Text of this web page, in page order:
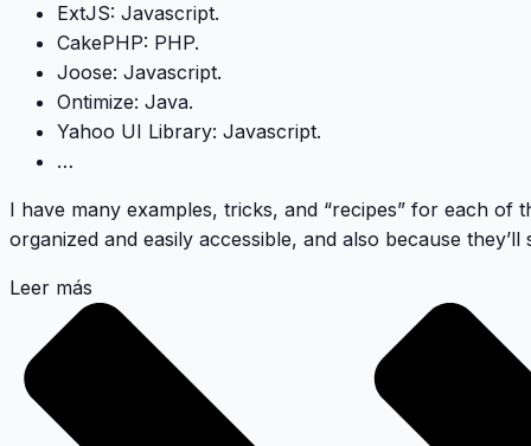
ExtJS: Javascript.
CakePHP: PHP.
Joose: Javascript.
Ontimize: Java.
Yahoo UI Library: Javascript.
…
I have many examples, tricks, and “recipes” for each of
organized and easily accessible, and also because
Leer más